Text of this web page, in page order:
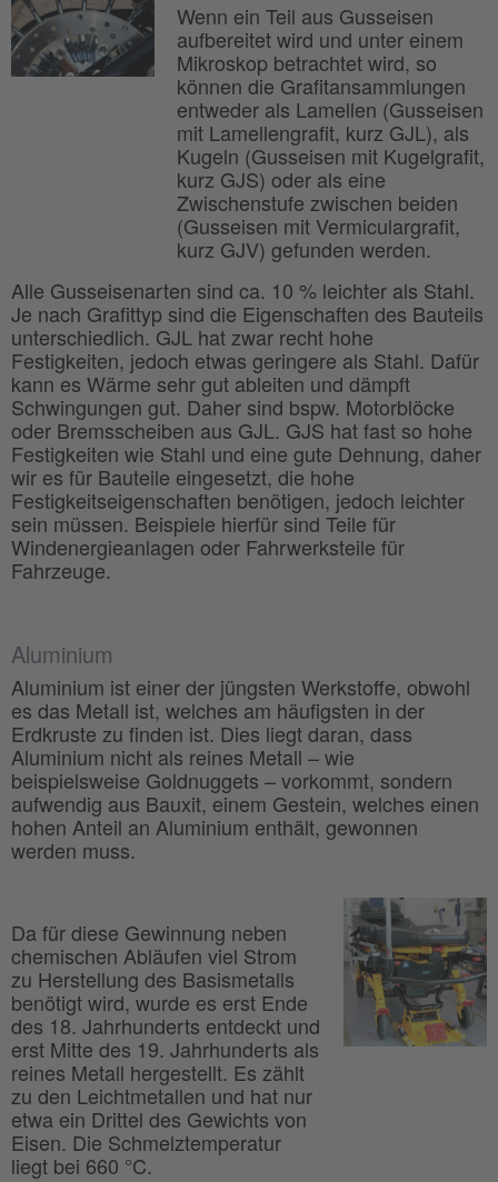
Wenn ein Teil aus Gusseisen
aufbereitet wird und unter einem
Mikroskop betrachtet wird, so
können die Grafitansammlungen
entweder als Lamellen (Gusseisen
mit Lamellengrafit, kurz GJL), als
Kugeln (Gusseisen mit Kugelgrafit,
kurz GJS) oder als eine
Zwischenstufe zwischen beiden
(Gusseisen mit Vermiculargrafit,
kurz GJV) gefunden werden.
Alle Gusseisenarten sind ca. 10 % leichter als Stahl.
Je nach Grafittyp sind die Eigenschaften des Bauteils
unterschiedlich. GJL hat zwar recht hohe
Festigkeiten, jedoch etwas geringere als Stahl. Dafür
kann es Wärme sehr gut ableiten und dämpft
Schwingungen gut. Daher sind bspw. Motorblöcke
oder Bremsscheiben aus GJL. GJS hat fast so hohe
Festigkeiten wie Stahl und eine gute Dehnung, daher
wir es für Bauteile eingesetzt, die hohe
Festigkeitseigenschaften benötigen, jedoch leichter
sein müssen. Beispiele hierfür sind Teile für
Windenergieanlagen oder Fahrwerksteile für
Fahrzeuge.
Aluminium
Aluminium ist einer der jüngsten Werkstoffe, obwohl
es das Metall ist, welches am häufigsten in der
Erdkruste zu finden ist. Dies liegt daran, dass
Aluminium nicht als reines Metall – wie
beispielsweise Goldnuggets – vorkommt, sondern
aufwendig aus Bauxit, einem Gestein, welches einen
hohen Anteil an Aluminium enthält, gewonnen
werden muss.
Da für diese Gewinnung neben
chemischen Abläufen viel Strom
zu Herstellung des Basismetalls
benötigt wird, wurde es erst Ende
des 18. Jahrhunderts entdeckt und
erst Mitte des 19. Jahrhunderts als
reines Metall hergestellt. Es zählt
zu den Leichtmetallen und hat nur
etwa ein Drittel des Gewichts von
Eisen. Die Schmelztemperatur
liegt bei 660 °C.